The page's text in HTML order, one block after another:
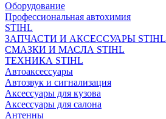
Оборудование
Профессиональная автохимия
STIHL
ЗАПЧАСТИ И АКСЕССУАРЫ STIHL
СМАЗКИ И МАСЛА STIHL
ТЕХНИКА STIHL
Автоаксессуары
Автозвук и сигнализация
Аксессуары для кузова
Аксессуары для салона
Антенны